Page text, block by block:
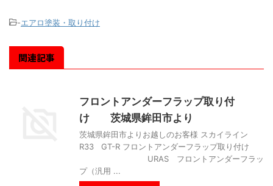
-エアロ塗装・取り付け
関連記事
フロントアンダーフラップ取り付
け 茨城県鉾田市より
茨城県鉾田市よりお越しのお客様 スカイライン
R33 GT-R フロントアンダーフラップ取り付け
URAS フロントアンダーフラッ
プ（汎用 ...